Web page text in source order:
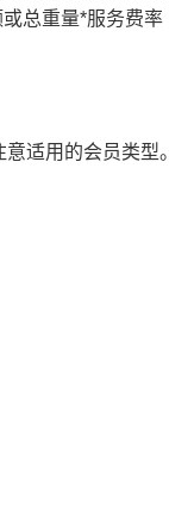
总重量*服务费率
意适用的会员类型